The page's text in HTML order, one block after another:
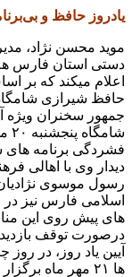
یادروز حافظ و
موید محسن نژاد،
دستی استان فارس
اعلام میکند که بر
جمهور سخنران ویژه آن
فشردگی برنامه های
دیدار وی با اهالی
رسول موسوی
اسلامی فارس نیز در
های پیش روی این
درصورت توقف
آیین یاد روز، در
ها ۲۱ مهر ماه برگزار میشود.